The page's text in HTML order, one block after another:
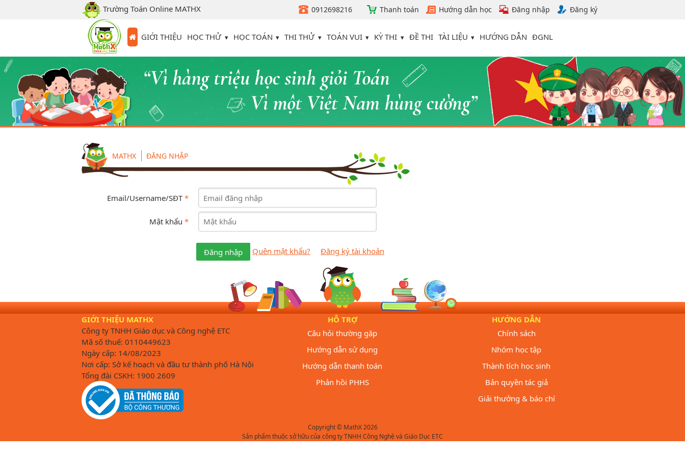
Trường Toán Online MATHX 0912698216 Thanh toán Hướng dẫn học Đăng nhập Đăng ký
GIỚI THIỆU HỌC THỬ HỌC TOÁN THI THỬ TOÁN VUI KỲ THI ĐỀ THI TÀI LIỆU HƯỚNG DẪN ĐGNL
MATHX ĐĂNG NHẬP
Email/Username/SĐT*
Mật khẩu *
Đăng nhập Quên mật khẩu? Đăng ký tài khoản
GIỚI THIỆU MATHX
Công ty TNHH Giáo dục và Công nghệ ETC
Mã số thuế: 0110449623
Ngày cấp: 14/08/2023
Nơi cấp: Sở kế hoạch và đầu tư thành phố Hà Nội
Tổng đài CSKH: 1900 2609
HỖ TRỢ
Câu hỏi thường gặp
Hướng dẫn sử dụng
Hướng dẫn thanh toán
Phản hồi PHHS
HƯỚNG DẪN
Chính sách
Nhóm học tập
Thành tích học sinh
Bản quyền tác giả
Giải thưởng & báo chí
Copyright © MathX 2026
Sản phẩm thuộc sở hữu của công ty TNHH Công Nghệ và Giáo Dục ETC